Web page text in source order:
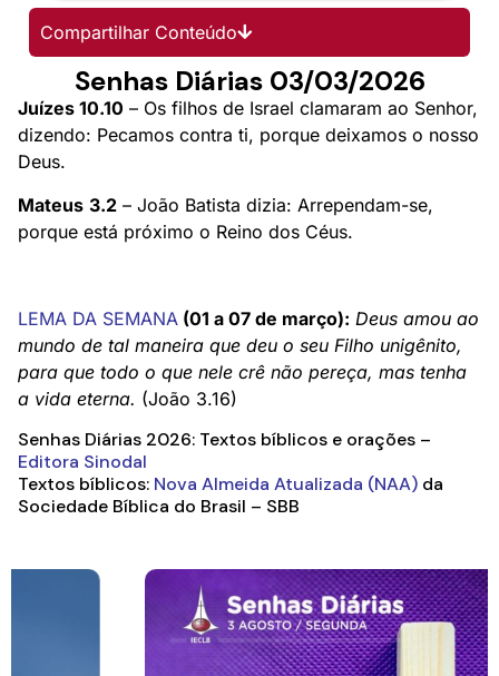
Compartilhar Conteúdo
Senhas Diárias 03/03/2026
Juízes 10.10 – Os filhos de Israel clamaram ao Senhor,
dizendo: Pecamos contra ti, porque deixamos o nosso
Deus.
Mateus 3.2 – João Batista dizia: Arrependam-se,
porque está próximo o Reino dos Céus.
LEMA DA SEMANA (01 a 07 de março): Deus amou ao
mundo de tal maneira que deu o seu Filho unigênito,
para que todo o que nele crê não pereça, mas tenha
a vida eterna. (João 3.16)
Senhas Diárias 2026: Textos bíblicos e orações –
Editora Sinodal
Textos bíblicos: Nova Almeida Atualizada (NAA) da
Sociedade Bíblica do Brasil – SBB